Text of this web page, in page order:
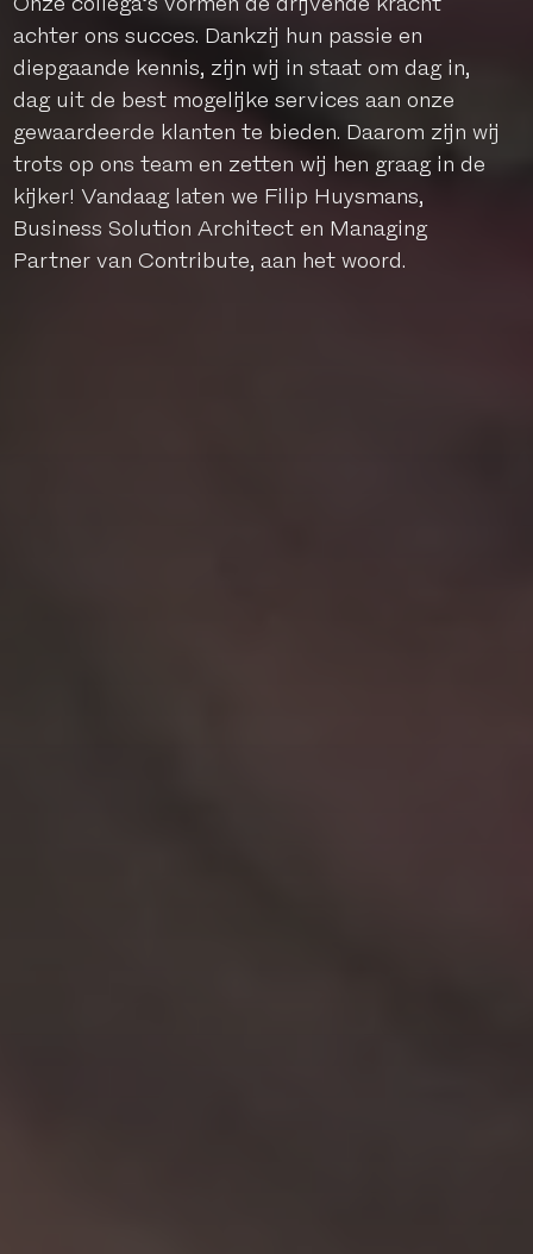
achter ons succes. Dankzij hun passie en
diepgaande kennis, zijn wij in staat om dag in,
dag uit de best mogelijke services aan onze
gewaardeerde klanten te bieden. Daarom zijn wij
trots op ons team en zetten wij hen graag in de
kijker! Vandaag laten we Filip Huysmans,
Business Solution Architect en Managing
Partner van Contribute, aan het woord.